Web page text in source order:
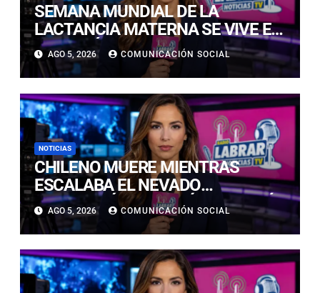
SEMANA MUNDIAL DE LA
LACTANCIA MATERNA SE VIVE EN
COPIAPÓ CON FERIA EDUCATIVA
ABIERTA A LA COMUNIDAD
AGO 5, 2026 COMUNICACIÓN SOCIAL
NOTICIAS
CHILENO MUERE MIENTRAS
ESCALABA EL NEVADO
HUASCARÁN EN PERÚ: SE HABRÍA
PRECIPITADO DESDE 900 METROS
AGO 5, 2026 COMUNICACIÓN SOCIAL